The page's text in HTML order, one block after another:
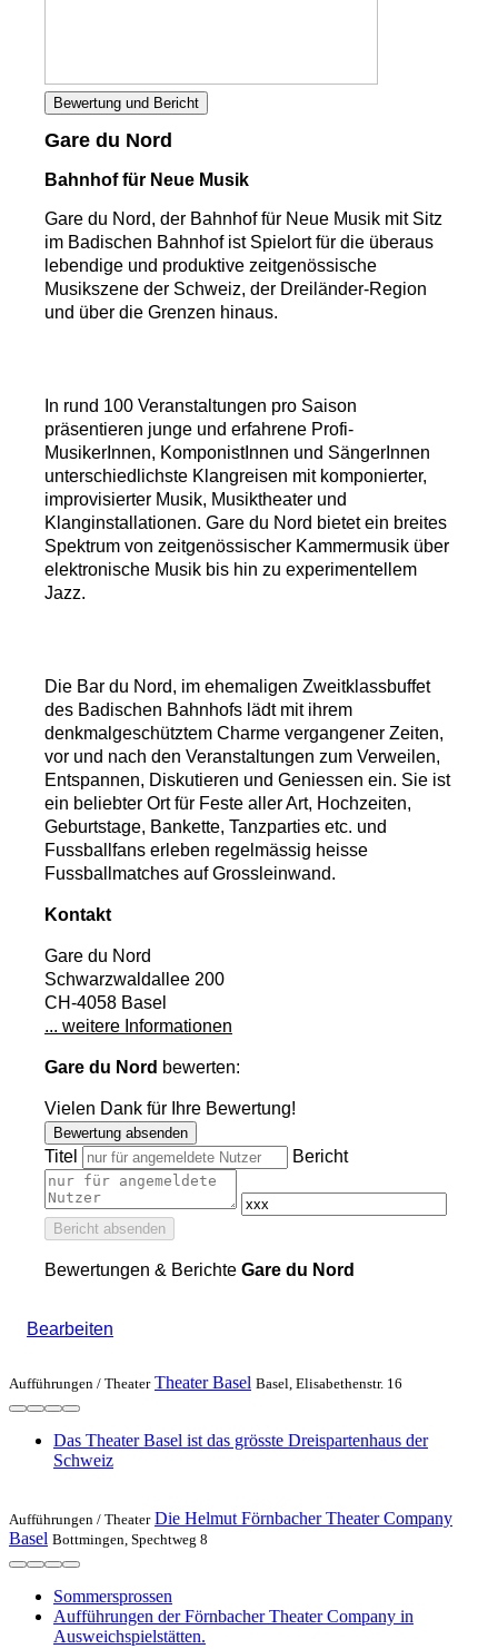
Bewertung und Bericht
Gare du Nord
Bahnhof für Neue Musik
Gare du Nord, der Bahnhof für Neue Musik mit Sitz
im Badischen Bahnhof ist Spielort für die überaus
lebendige und produktive zeitgenössische
Musikszene der Schweiz, der Dreiländer-Region
und über die Grenzen hinaus.
In rund 100 Veranstaltungen pro Saison
präsentieren junge und erfahrene Profi-
MusikerInnen, KomponistInnen und SängerInnen
unterschiedlichste Klangreisen mit komponierter,
improvisierter Musik, Musiktheater und
Klanginstallationen. Gare du Nord bietet ein breites
Spektrum von zeitgenössischer Kammermusik über
elektronische Musik bis hin zu experimentellem
Jazz.
Die Bar du Nord, im ehemaligen Zweitklassbuffet
des Badischen Bahnhofs lädt mit ihrem
denkmalgeschütztem Charme vergangener Zeiten,
vor und nach den Veranstaltungen zum Verweilen,
Entspannen, Diskutieren und Geniessen ein. Sie ist
ein beliebter Ort für Feste aller Art, Hochzeiten,
Geburtstage, Bankette, Tanzparties etc. und
Fussballfans erleben regelmässig heisse
Fussballmatches auf Grossleinwand.
Kontakt
Gare du Nord
Schwarzwaldallee 200
CH-4058 Basel
... weitere Informationen
Gare du Nord bewerten:
Vielen Dank für Ihre Bewertung!
Bewertung absenden
Titel Bericht
Bericht absenden
Bewertungen & Berichte Gare du Nord
Bearbeiten
Aufführungen / Theater Theater Basel Basel, Elisabethenstr. 16
Das Theater Basel ist das grösste Dreispartenhaus der
Schweiz
Aufführungen / Theater Die Helmut Förnbacher Theater Company
Basel Bottmingen, Spechtweg 8
Sommersprossen
Aufführungen der Förnbacher Theater Company in
Ausweichspielstätten.